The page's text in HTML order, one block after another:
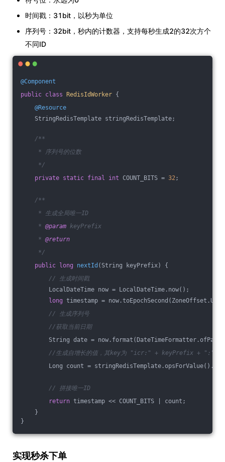
时间戳：31bit，以秒为单位
序列号：32bit，秒内的计数器，支持每秒生成2的32次方个
不同ID
@Component
public class RedisIdWorker {
@Resource
StringRedisTemplate stringRedisTemplate;
/**
* 序列号的位数
*/
private static final int COUNT_BITS = 32;
/**
* 生成全局唯一ID
* @param keyPrefix
* @return
*/
public
long nextId (String keyPrefix)
{
// 生成时间戳
LocalDateTime now = LocalDateTime.now();
long timestamp =
// 生成序列号
//获取当前日期
String date =
//生成自增长的值，其key为 "icr:" + keyPrefix + ":" +
Long count =
// 拼接唯一ID
return timestamp << COUNT_BITS | count;
}
}
实现秒杀下单